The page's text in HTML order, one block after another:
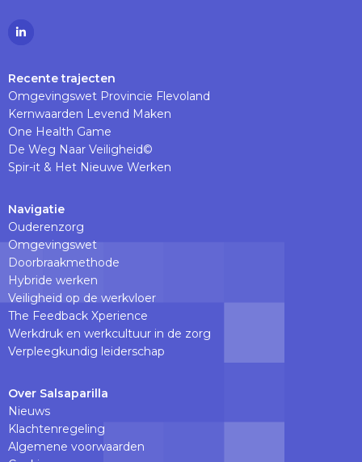
Ga
Linkedinpagina
Recente trajecten
Omgevingswet Provincie Flevoland
Kernwaarden Levend Maken
One Health Game
De Weg Naar Veiligheid©
Spir-it & Het Nieuwe Werken
Navigatie
Ouderenzorg
Omgevingswet
Doorbraakmethode
Hybride werken
Veiligheid op de werkvloer
The Feedback Xperience
Werkdruk en werkcultuur in de zorg
Verpleegkundig leiderschap
Over Salsaparilla
Nieuws
Klachtenregeling
Algemene voorwaarden